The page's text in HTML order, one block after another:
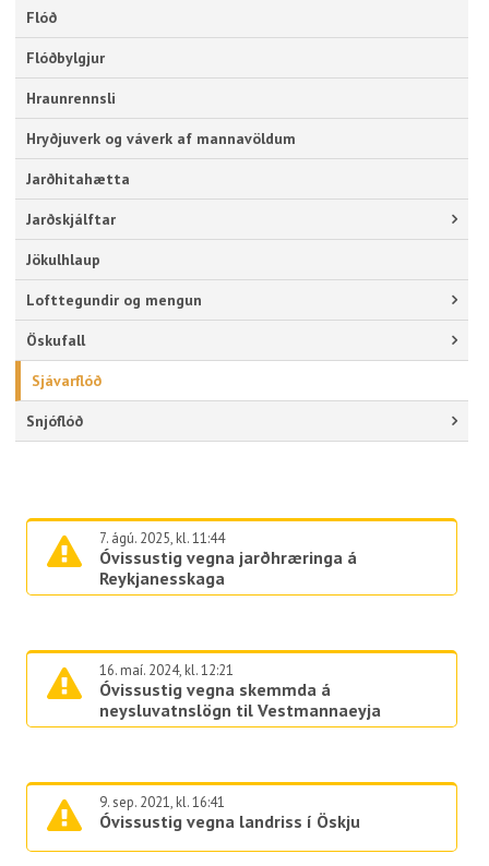
Flóð
Flóðbylgjur
Hraunrennsli
Hryðjuverk og váverk af mannavöldum
Jarðhitahætta
Jarðskjálftar
Jökulhlaup
Lofttegundir og mengun
Öskufall
Sjávarflóð
Snjóflóð
7. ágú. 2025, kl. 11:44
Óvissustig vegna jarðhræringa á
Reykjanesskaga
16. maí. 2024, kl. 12:21
Óvissustig vegna skemmda á
neysluvatnslögn til Vestmannaeyja
9. sep. 2021, kl. 16:41
Óvissustig vegna landriss í Öskju